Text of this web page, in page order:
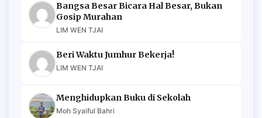
Bangsa Besar Bicara Hal Besar, Bukan
Gosip Murahan
LIM WEN TJAI
Beri Waktu Jumhur Bekerja!
LIM WEN TJAI
Menghidupkan Buku di Sekolah
Moh Syaiful Bahri